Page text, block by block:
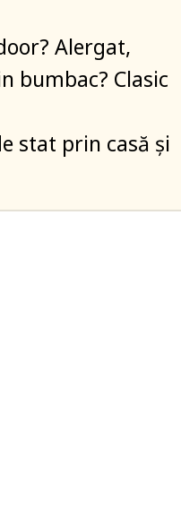
Alergat,
bumbac? Clasic
stat prin casă și